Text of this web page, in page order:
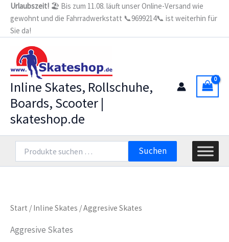
Zum
Inhalt
springen
Urlaubszeit! 🏖️ Bis zum 11.08. läuft unser Online-Versand wie
gewohnt und die Fahrradwerkstatt 📞9699214📞 ist weiterhin für
Sie da!
Inline Skates, Rollschuhe,
Boards, Scooter |
skateshop.de
nach:
Suchen
Start / Inline Skates / Aggresive Skates
Aggresive Skates